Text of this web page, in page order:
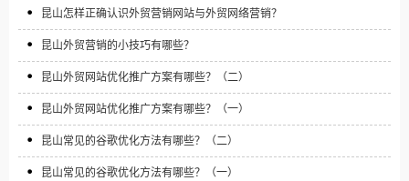
昆山怎样正确认识外贸营销网站与外贸网络营销？
昆山外贸营销的小技巧有哪些？
昆山外贸网站优化推广方案有哪些？（二）
昆山外贸网站优化推广方案有哪些？（一）
昆山常见的谷歌优化方法有哪些？（二）
昆山常见的谷歌优化方法有哪些？（一）